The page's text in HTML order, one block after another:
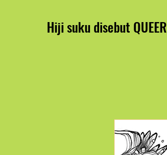
Hiji suku disebut QUEER